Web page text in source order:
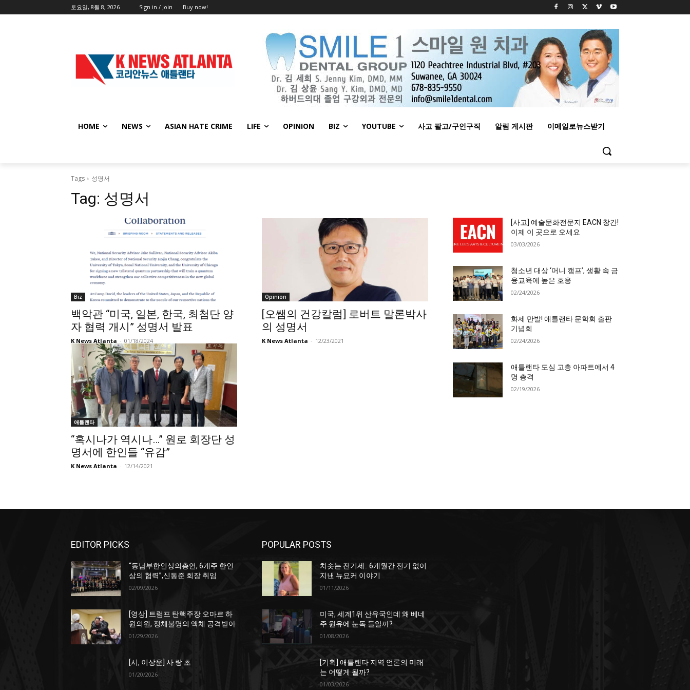
토요일, 8월 8, 2026 Sign in / Join Buy now!
HOME NEWS ASIAN HATE CRIME LIFE OPINION BIZ YOUTUBE 사고 팔고/구인구직 알림 게시판 이메일로뉴스받기
Tags 성명서
Tag: 성명서
Biz
백악관 “미국, 일본, 한국, 최첨단 양
자 협력 개시” 성명서 발표
K News Atlanta - 01/18/2024
Opinion
[오쌤의 건강칼럼] 로버트 말론박사
의 성명서
K News Atlanta - 12/23/2021
애틀랜타
“혹시나가 역시나…” 원로 회장단 성
명서에 한인들 “유감”
K News Atlanta - 12/14/2021
[사고] 예술문화전문지 EACN 창간!
이제 이 곳으로 오세요
03/03/2026
청소년 대상 ‘머니 캠프’, 생활 속 금
융교육에 높은 호응
02/24/2026
화제 만발! 애틀랜타 문학회 출판
기념회
02/24/2026
애틀랜타 도심 고층 아파트에서 4
명 총격
02/19/2026
EDITOR PICKS
“동남부한인상의총연, 6개주 한인
상의 협력”,신동준 회장 취임
02/09/2026
[영상] 트럼프 탄핵주장 오마르 하
원의원, 정체불명의 액체 공격받아
01/29/2026
[시, 이상운] 사 랑 초
01/20/2026
POPULAR POSTS
치솟는 전기세.. 6개월간 전기 없이
지낸 뉴요커 이야기
01/11/2026
미국, 세계1위 산유국인데 왜 베네
주 원유에 눈독 들일까?
01/08/2026
[기획] 애틀랜타 지역 언론의 미래
는 어떻게 될까?
01/03/2026